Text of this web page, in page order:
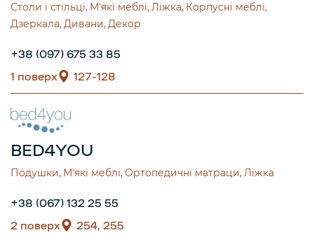
Столи і стільці М'які меблі Ліжка Корпусні меблі
Дзеркала Дивани Декор
+38 (097) 675 33 85
1 поверх
127-128
BED4YOU
Подушки М'які меблі Ортопедичні матраци Ліжка
+38 (067) 132 25 55
2 поверх
254, 255